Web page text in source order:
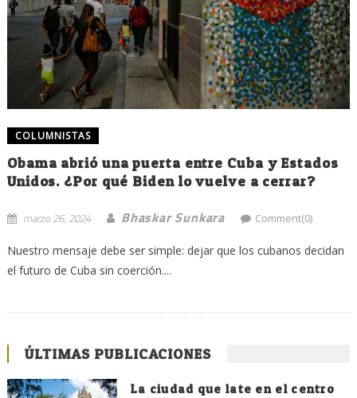
COLUMNISTAS
Obama abrió una puerta entre Cuba y Estados
Unidos. ¿Por qué Biden lo vuelve a cerrar?
marzo 26, 2024 Bhaskar Sunkara Comment(0)
Nuestro mensaje debe ser simple: dejar que los cubanos decidan
el futuro de Cuba sin coerción....
ÚLTIMAS PUBLICACIONES
La ciudad que late en el centro